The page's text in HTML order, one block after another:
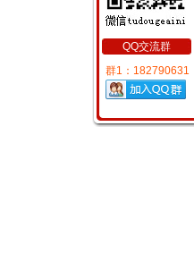
QQ交流群
群1：182790631